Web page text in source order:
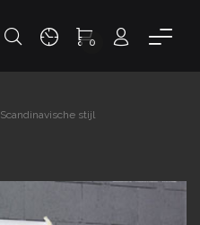
0
Scandinavische stijl